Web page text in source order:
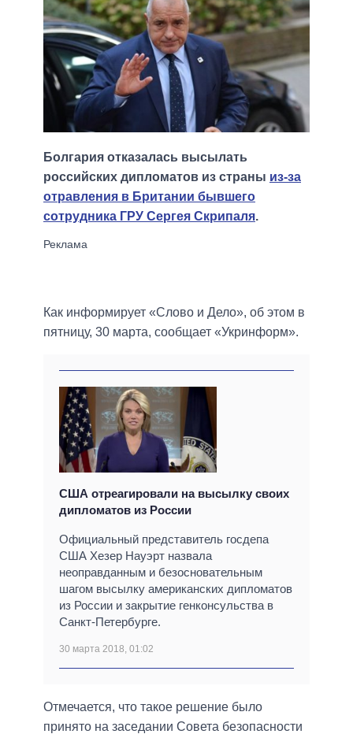
Болгария отказалась высылать
российских дипломатов из страны из-за
отравления в Британии бывшего
сотрудника ГРУ Сергея Скрипаля.
Как информирует «Слово и Дело», об этом в
пятницу, 30 марта, сообщает «Укринформ».
США отреагировали на высылку своих
дипломатов из России
Официальный представитель госдепа
США Хезер Науэрт назвала
неоправданным и безосновательным
шагом высылку американских дипломатов
из России и закрытие генконсульства в
Санкт-Петербурге.
30 марта 2018, 01:02
Отмечается, что такое решение было
принято на заседании Совета безопасности